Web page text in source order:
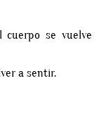
cuerpo se vuelve
a sentir.